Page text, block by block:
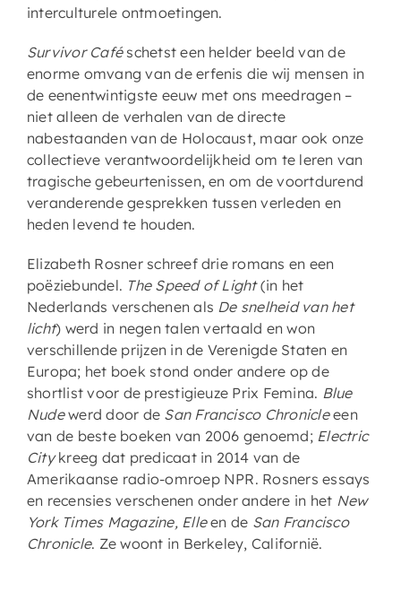
interculturele ontmoetingen.
Survivor Café schetst een helder beeld van de
enorme omvang van de erfenis die wij mensen in
de eenentwintigste eeuw met ons meedragen –
niet alleen de verhalen van de directe
nabestaanden van de Holocaust, maar ook onze
collectieve verantwoordelijkheid om te leren van
tragische gebeurtenissen, en om de voortdurend
veranderende gesprekken tussen verleden en
heden levend te houden.
Elizabeth Rosner schreef drie romans en een
poëziebundel. The Speed of Light(in het
Nederlands verschenen als De snelheid van het
licht) werd in negen talen vertaald en won
verschillende prijzen in de Verenigde Staten en
Europa; het boek stond onder andere op de
shortlist voor de prestigieuze Prix Femina. Blue
Nudewerd door de San Francisco Chronicleeen
van de beste boeken van 2006 genoemd; Electric
Citykreeg dat predicaat in 2014 van de
Amerikaanse radio-omroep NPR. Rosners essays
en recensies verschenen onder andere in het New
York Times Magazine, Elleen de San Francisco
Chronicle. Ze woont in Berkeley, Californië.